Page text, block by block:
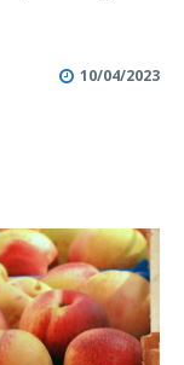
10/04/2023